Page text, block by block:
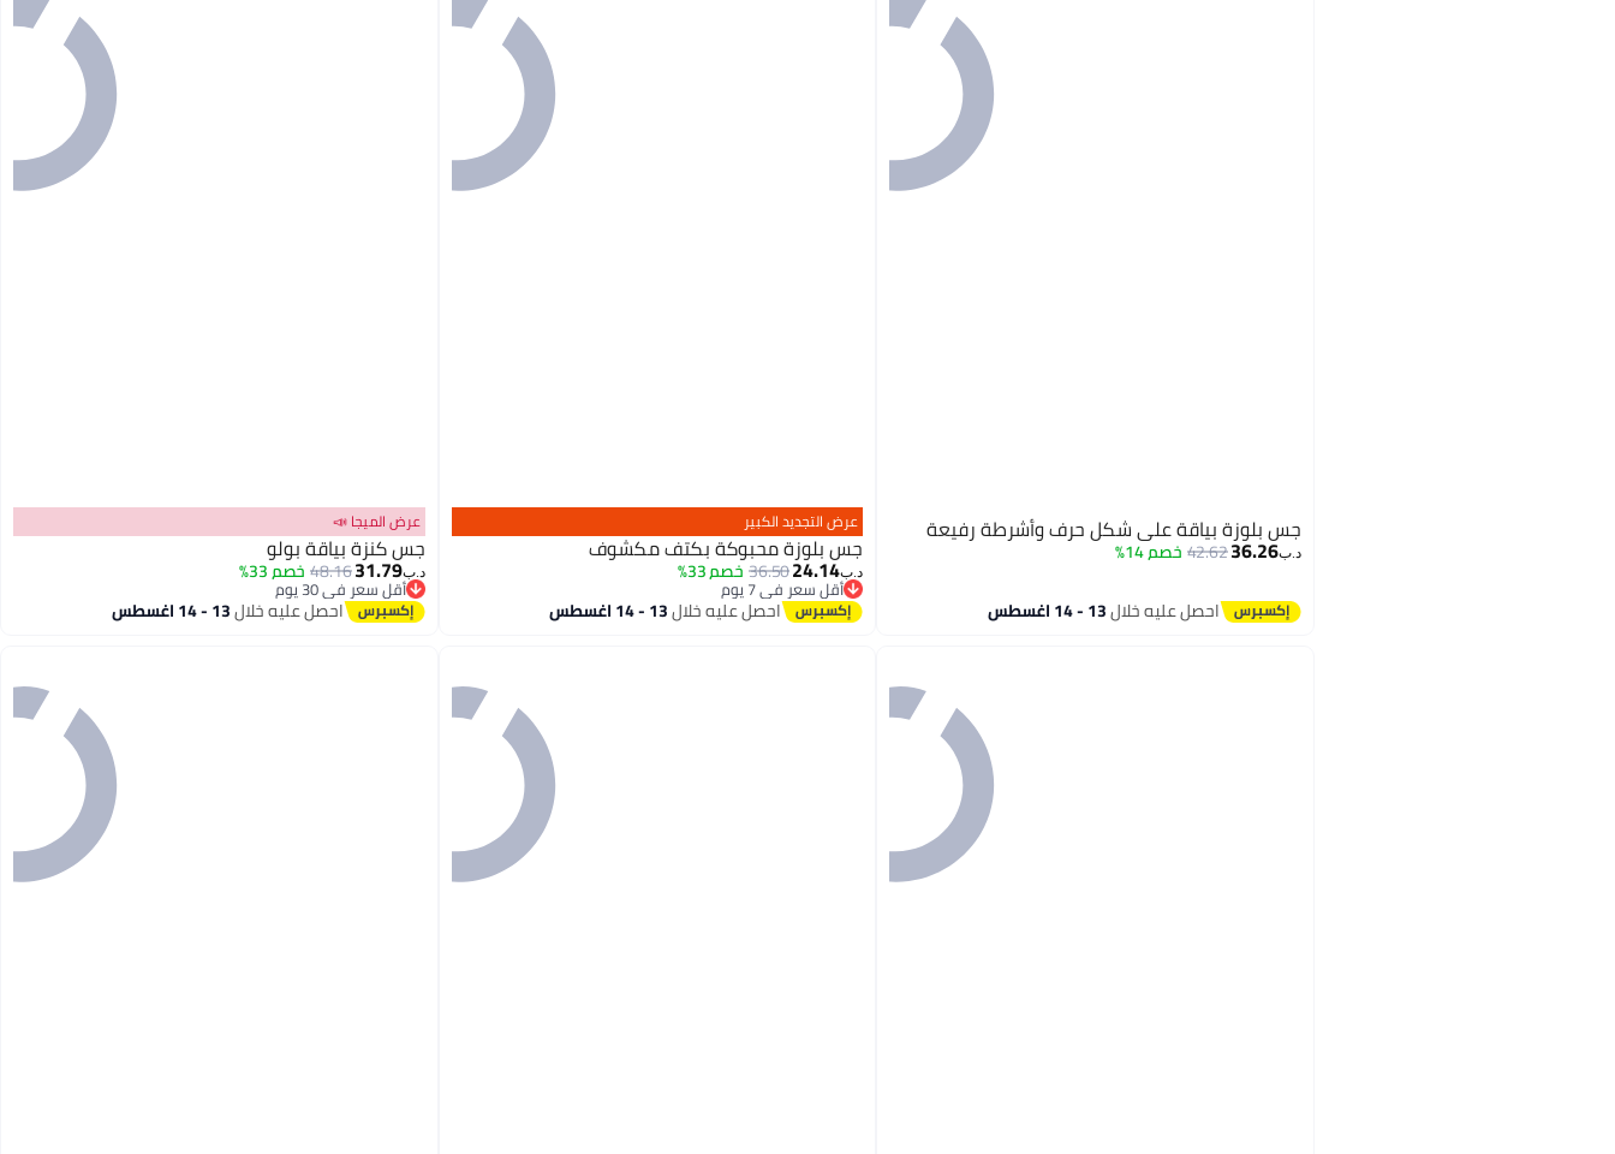
جس بلوزة بياقة على شكل حرف وأشرطة رفيعة
د.ب‏36.26
42.62خصم 14%
احصل عليه خلال13 - 14 اغسطس
عرض التجديد الكبير
جس بلوزة محبوكة بكتف مكشوف
د.ب‏24.14
36.50خصم 33%
أقل سعر في 7 يوم
أقل سعر في 7 يوماحصل عليه خلال13 - 14 اغسطس
عرض الميجا 📣
جس كنزة بياقة بولو
د.ب‏31.79
48.16 خصم 33%
أقل سعر في 30 يوم
أقل سعر في 30 يوماحصل عليه خلال13 - 14 اغسطس